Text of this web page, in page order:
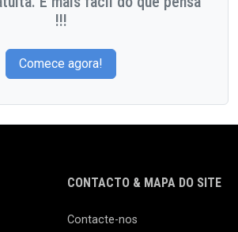
!!!
Comece agora!
CONTACTO & MAPA DO SITE
Contacte-nos